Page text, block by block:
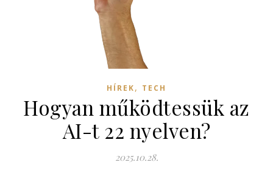
HÍREK, TECH
Hogyan működtessük az
AI-t 22 nyelven?
2025.10.28.